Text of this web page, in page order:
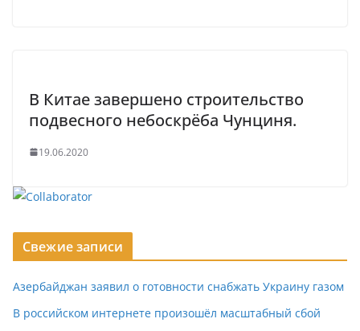
В Китае завершено строительство
подвесного небоскрёба Чунциня.
19.06.2020
Свежие записи
Азербайджан заявил о готовности снабжать Украину газом
В российском интернете произошёл масштабный сбой